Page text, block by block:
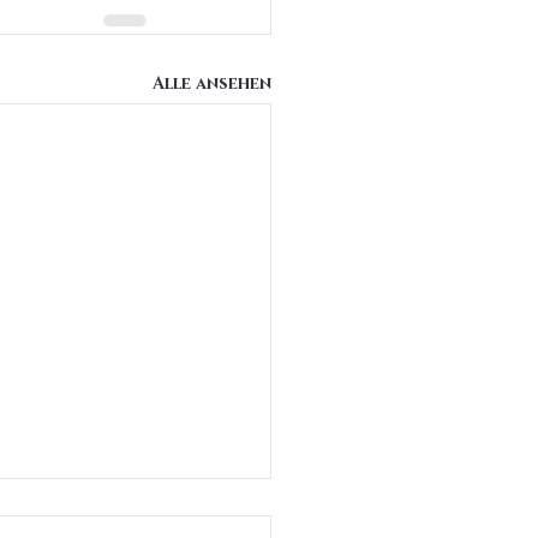
Alle ansehen
Lippen in